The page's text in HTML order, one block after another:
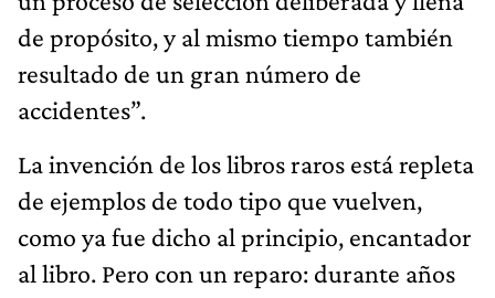
de propósito, y al mismo tiempo también
resultado de un gran número de
accidentes”.
La invención de los libros raros está repleta
de ejemplos de todo tipo que vuelven,
como ya fue dicho al principio, encantador
al libro. Pero con un reparo: durante años